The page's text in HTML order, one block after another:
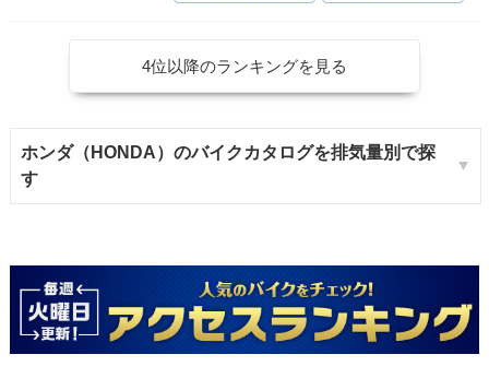
4位以降のランキングを見る
ホンダ（HONDA）のバイクカタログを排気量別で探
す